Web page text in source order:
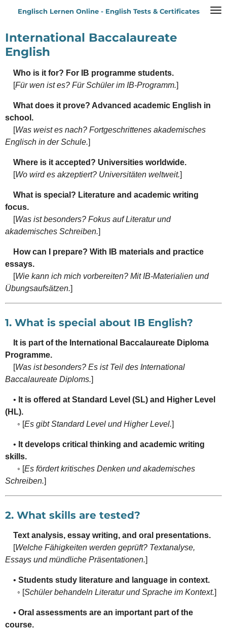
Zum
springen
Englisch Lernen Online - English Tests & Certificates
International Baccalaureate
English
Who is it for? For IB programme students.
[Für wen ist es? Für Schüler im IB-Programm.]
What does it prove? Advanced academic English in
school.
[Was weist es nach? Fortgeschrittenes akademisches
Englisch in der Schule.]
Where is it accepted? Universities worldwide.
[Wo wird es akzeptiert? Universitäten weltweit.]
What is special? Literature and academic writing
focus.
[Was ist besonders? Fokus auf Literatur und
akademisches Schreiben.]
How can I prepare? With IB materials and practice
essays.
[Wie kann ich mich vorbereiten? Mit IB-Materialien und
Übungsaufsätzen.]
1. What is special about IB English?
It is part of the International Baccalaureate Diploma
Programme.
[Was ist besonders? Es ist Teil des International
Baccalaureate Diploms.]
• It is offered at Standard Level (SL) and Higher Level
(HL).
◦ [Es gibt Standard Level und Higher Level.]
• It develops critical thinking and academic writing
skills.
◦ [Es fördert kritisches Denken und akademisches
Schreiben.]
2. What skills are tested?
Text analysis, essay writing, and oral presentations.
[Welche Fähigkeiten werden geprüft? Textanalyse,
Essays und mündliche Präsentationen.]
• Students study literature and language in context.
◦ [Schüler behandeln Literatur und Sprache im Kontext.]
• Oral assessments are an important part of the
course.